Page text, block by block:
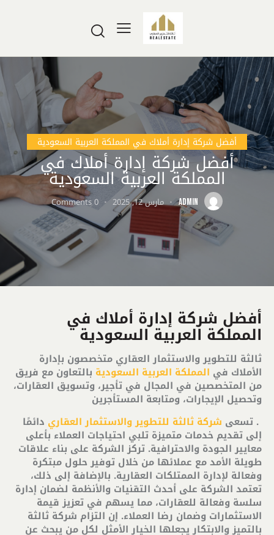
أفضل شركة إدارة أملاك في المملكة العربية السعودية
أفضل شركة إدارة أملاك في
المملكة العربية السعودية
ADMIN مارس 12, 2025 0
Comments
أفضل شركة إدارة أملاك في
المملكة العربية السعودية
ثالثة للتطوير والاستثمار العقاري متخصصون بإدارة
الأملاك في المملكة العربية السعودية بالتعاون مع فريق
من المتخصصين في المجال في تأجير، وتسويق العقارات،
وتحصيل الإيجارات، ومتابعة المستأجرين
. تسعى شركة ثالثة للتطوير والاستثمار العقاري دائمًا
إلى تقديم خدمات متميزة تلبي احتياجات العملاء بأعلى
معايير الجودة والاحترافية. تركز الشركة على بناء علاقات
طويلة الأمد مع عملائها من خلال توفير حلول مبتكرة
وفعالة لإدارة الممتلكات العقارية. بالإضافة إلى ذلك،
تعتمد الشركة على أحدث التقنيات والأنظمة لضمان إدارة
سلسة وفعالة للعقارات، مما يسهم في تعزيز قيمة
الاستثمارات وضمان رضا العملاء. إن التزام شركة ثالثة
بالتميز والابتكار يجعلها الخيار الأمثل لكل من يبحث عن